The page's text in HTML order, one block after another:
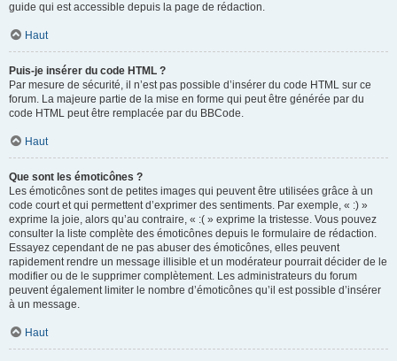
guide qui est accessible depuis la page de rédaction.
Haut
Puis-je insérer du code HTML ?
Par mesure de sécurité, il n’est pas possible d’insérer du code HTML sur ce
forum. La majeure partie de la mise en forme qui peut être générée par du
code HTML peut être remplacée par du BBCode.
Haut
Que sont les émoticônes ?
Les émoticônes sont de petites images qui peuvent être utilisées grâce à un
code court et qui permettent d’exprimer des sentiments. Par exemple, « :) »
exprime la joie, alors qu’au contraire, « :( » exprime la tristesse. Vous pouvez
consulter la liste complète des émoticônes depuis le formulaire de rédaction.
Essayez cependant de ne pas abuser des émoticônes, elles peuvent
rapidement rendre un message illisible et un modérateur pourrait décider de le
modifier ou de le supprimer complètement. Les administrateurs du forum
peuvent également limiter le nombre d’émoticônes qu’il est possible d’insérer
à un message.
Haut